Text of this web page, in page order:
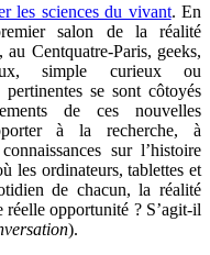
les sciences du vivant. En
salon de la réalité
Centquatre-Paris, geeks,
simple curieux ou
se sont côtoyés
de ces nouvelles
à la recherche, à
sur l’histoire
les ordinateurs, tablettes et
de chacun, la réalité
réelle opportunité ? S’agit-il
).